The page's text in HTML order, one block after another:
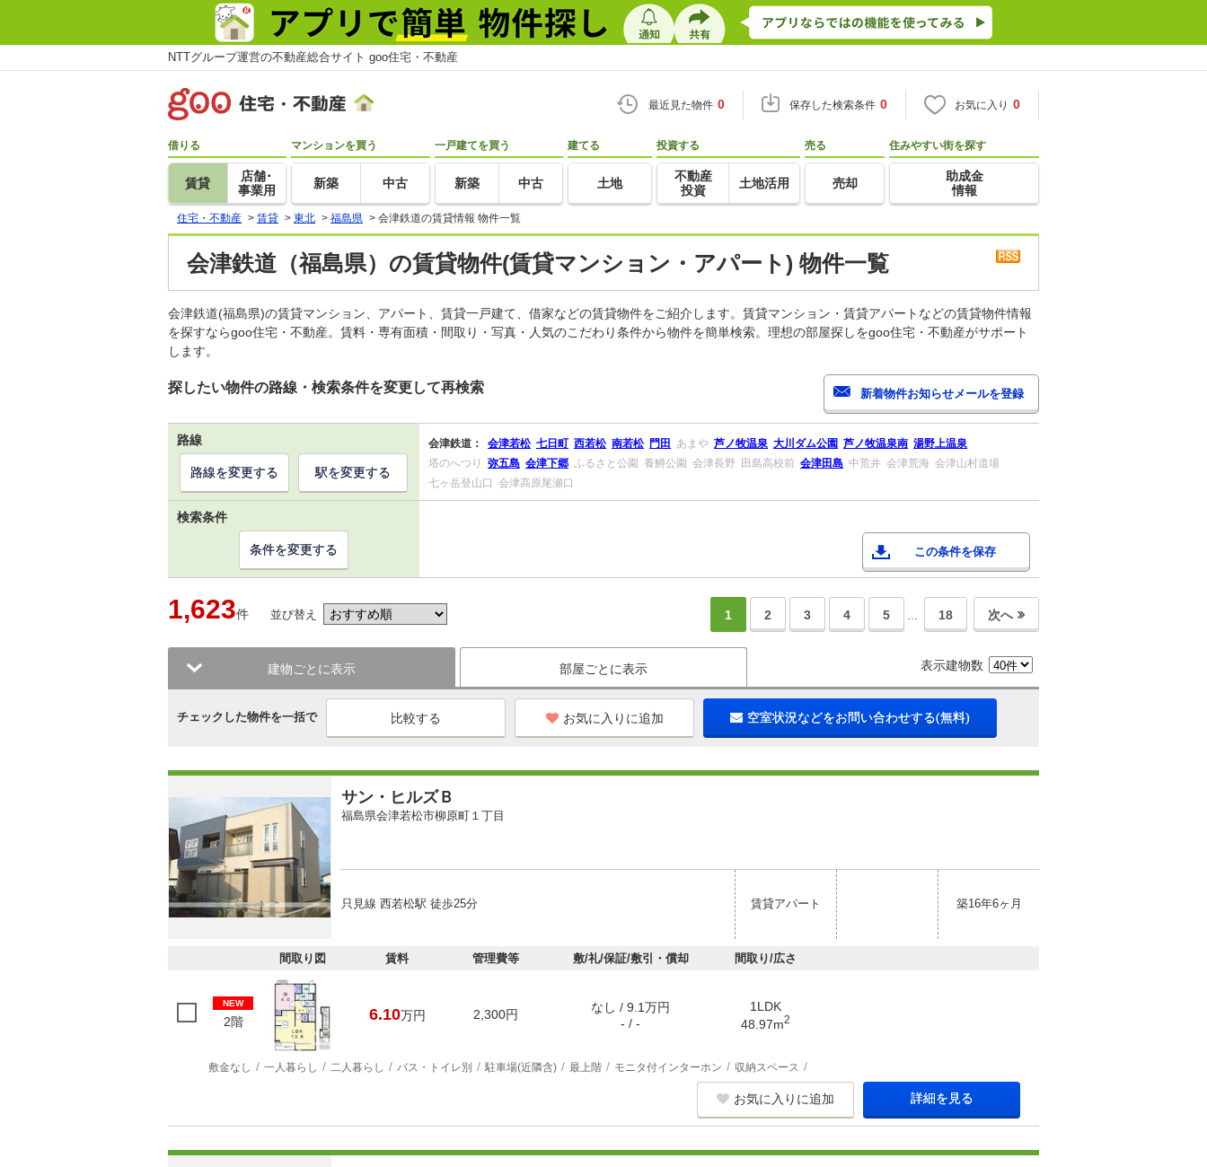
NTTグループ運営の不動産総合サイト goo住宅・不動産
最近見た物件 0 保存した検索条件 0 お気に入り 0
借りる
賃貸
店舗･
事業用
マンションを買う
新築 中古
一戸建てを買う
新築 中古
建てる
土地
投資する
不動産
投資
土地活用
売る
売却
住みやすい街を探す
助成金
情報
住宅・不動産 > 賃貸 > 東北 > 福島県 > 会津鉄道の賃貸情報 物件一覧
会津鉄道（福島県）の賃貸物件(賃貸マンション・アパート) 物件一覧
会津鉄道(福島県)の賃貸マンション、アパート、賃貸一戸建て、借家などの賃貸物件をご紹介します。賃貸マンション・賃貸アパートなどの賃貸物件情報
を探すならgoo住宅・不動産。賃料・専有面積・間取り・写真・人気のこだわり条件から物件を簡単検索。理想の部屋探しをgoo住宅・不動産がサポート
します。
探したい物件の路線・検索条件を変更して再検索
路線 会津鉄道： 会津若松 七日町 西若松 南若松 門田 あまや 芦ノ牧温泉 大川ダム公園 芦ノ牧温泉南 湯野上温泉
塔のへつり
弥五島 会津下郷 ふるさと公園 養鱒公園 会津長野 田島高校前 会津田島 中荒井 会津荒海 会津山村道場
七ヶ岳登山口 会津高原尾瀬口
路線を変更する 駅を変更する
検索条件
この条件を保存
条件を変更する
1,623件 並び替え 1 2 3 4 5 … 18 次へ
建物ごとに表示 部屋ごとに表示 表示建物数
チェックした物件を一括で お気に入りに追加 空室状況などをお問い合わせする(無料)
サン・ヒルズＢ
福島県会津若松市柳原町１丁目
只見線 西若松駅 徒歩25分 賃貸アパート 築16年6ヶ月
間取り図 賃料 管理費等 敷/礼/保証/敷引・償却 間取り/広さ
NEW
2階 6.10万円 2,300円
なし / 9.1万円
- / -
1LDK
48.97m2
敷金なし 一人暮らし 二人暮らし バス・トイレ別 駐車場(近隣含) 最上階 モニタ付インターホン 収納スペース
お気に入りに追加 詳細を見る